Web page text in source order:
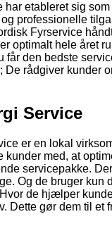
har etableret sig
professionelle
Fyrservice
optimalt hele året
får den bedste
rådgiver kunder
Service
er en lokal
med, at
servicepakke.
Og de bruger kun
de hjælper
Dette gør dem til et